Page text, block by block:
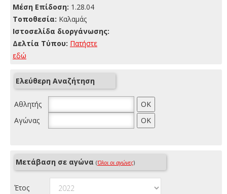
Μέση Επίδοση: 1.28.04
Τοποθεσία: Καλαμάς
Ιστοσελίδα διοργάνωσης:
Δελτία Τύπου: Πατήστε
εδώ
Ελεύθερη Αναζήτηση
Αθλητής
Αγώνας
Μετάβαση σε αγώνα (Όλοι οι αγώνες)
Έτος